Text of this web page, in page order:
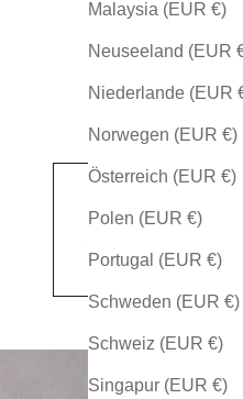
Malaysia (EUR €)
Neuseeland (EUR
Niederlande (EUR
Norwegen (EUR €)
Österreich (EUR €)
Polen (EUR €)
Portugal (EUR €)
Schweden (EUR €)
Schweiz (EUR €)
Singapur (EUR €)